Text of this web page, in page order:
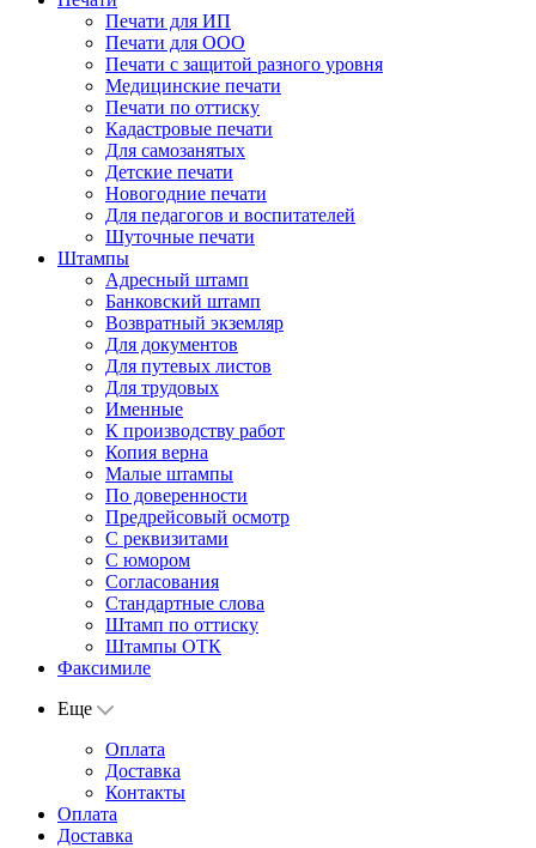
Печати для ИП
Печати для ООО
Печати с защитой разного уровня
Медицинские печати
Печати по оттиску
Кадастровые печати
Для самозанятых
Детские печати
Новогодние печати
Для педагогов и воспитателей
Шуточные печати
Штампы
Адресный штамп
Банковский штамп
Возвратный экземляр
Для документов
Для путевых листов
Для трудовых
Именные
К производству работ
Копия верна
Малые штампы
По доверенности
Предрейсовый осмотр
С реквизитами
С юмором
Согласования
Стандартные слова
Штамп по оттиску
Штампы ОТК
Факсимиле
Еще
Оплата
Доставка
Контакты
Оплата
Доставка